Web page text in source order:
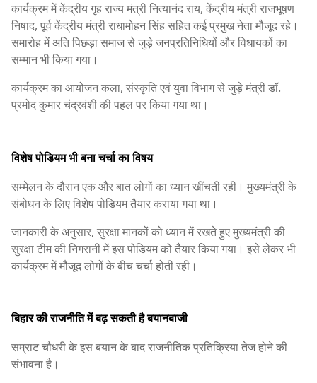
कार्यक्रम में केंद्रीय गृह राज्य मंत्री नित्यानंद राय, केंद्रीय मंत्री राजभूषण
निषाद, पूर्व केंद्रीय मंत्री राधामोहन सिंह सहित कई प्रमुख नेता मौजूद रहे।
समारोह में अति पिछड़ा समाज से जुड़े जनप्रतिनिधियों और विधायकों का
सम्मान भी किया गया।
कार्यक्रम का आयोजन कला, संस्कृति एवं युवा विभाग से जुड़े मंत्री डॉ.
प्रमोद कुमार चंद्रवंशी की पहल पर किया गया था।
विशेष पोडियम भी बना चर्चा का विषय
सम्मेलन के दौरान एक और बात लोगों का ध्यान खींचती रही। मुख्यमंत्री के
संबोधन के लिए विशेष पोडियम तैयार कराया गया था।
जानकारी के अनुसार, सुरक्षा मानकों को ध्यान में रखते हुए मुख्यमंत्री की
सुरक्षा टीम की निगरानी में इस पोडियम को तैयार किया गया। इसे लेकर भी
कार्यक्रम में मौजूद लोगों के बीच चर्चा होती रही।
बिहार की राजनीति में बढ़ सकती है बयानबाजी
सम्राट चौधरी के इस बयान के बाद राजनीतिक प्रतिक्रिया तेज होने की
संभावना है।